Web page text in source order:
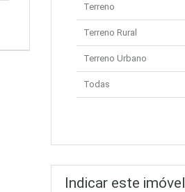
Terreno
Terreno Rural
Terreno Urbano
Todas
Indicar este imóvel